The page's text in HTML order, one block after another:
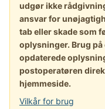
udgør ikke
ansvar for
tab eller skade som
oplysninger. Brug på
opdaterede
postoperatøren
hjemmeside.
Vilkår for brug